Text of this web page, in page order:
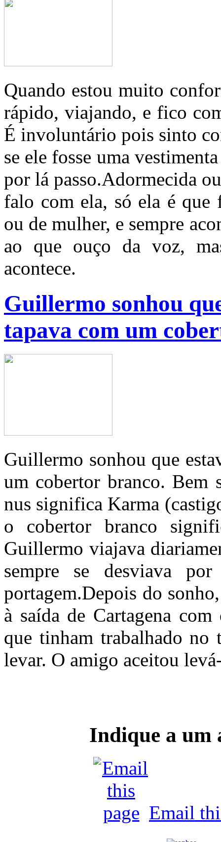
Quando estou muito
rápido, viajando, e fico
É involuntário pois sinto
se ele fosse uma
por lá passo.Adormecida
falo com ela, só ela é que
ou de mulher, e sempre
ao que ouço da voz,
acontece.
Guillermo sonhou
tapava com um
Guillermo sonhou que
um cobertor branco. Bem
nus significa Karma
o cobertor branco
Guillermo viajava
sempre se desviava
portagem.Depois do
à saída de Cartagena
que tinham trabalhado
levar. O amigo aceitou
Indique a um
Email